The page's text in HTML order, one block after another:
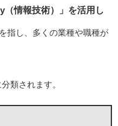
（情報技術）」を活用し
指し、多くの業種や職種が
類されます。